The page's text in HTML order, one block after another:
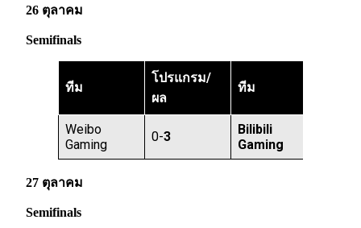
26 ตุลาคม
Semifinals
ทีม
โปรแกรม/
ผล
ทีม
Weibo
Gaming
0-3
Bilibili
Gaming
27 ตุลาคม
Semifinals